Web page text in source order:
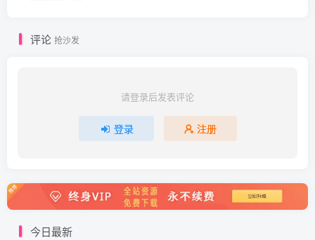
评论 抢沙发
请登录后发表评论
登录 注册
今日最新